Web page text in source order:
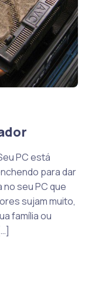
PC está
para dar
no seu PC que
sujam muito,
família ou